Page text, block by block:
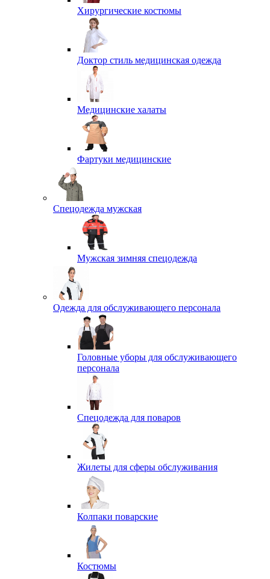
Хирургические костюмы
Доктор стиль медицинская одежда
Медицинские халаты
Фартуки медицинские
Спецодежда мужская
Мужская зимняя спецодежда
Одежда для обслуживающего персонала
Головные уборы для обслуживающего
персонала
Спецодежда для поваров
Жилеты для сферы обслуживания
Колпаки поварские
Костюмы